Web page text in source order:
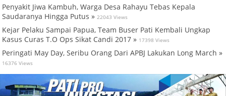
Penyakit Jiwa Kambuh, Warga Desa Rahayu Tebas Kepala
Saudaranya Hingga Putus » 22043 Views
Kejar Pelaku Sampai Papua, Team Buser Pati Kembali Ungkap
Kasus Curas T.O Ops Sikat Candi 2017 » 17398 Views
Peringati May Day, Seribu Orang Dari APBJ Lakukan Long March »
16376 Views